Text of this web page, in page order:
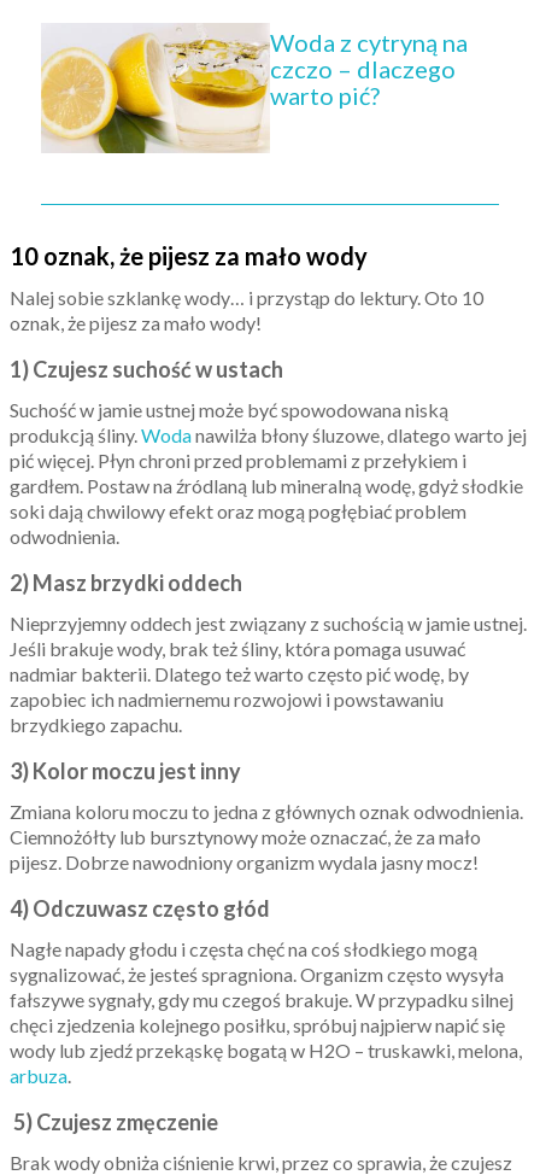
Woda z cytryną na
czczo – dlaczego
warto pić?
10 oznak, że pijesz za mało wody
Nalej sobie szklankę wody… i przystąp do lektury. Oto 10
oznak, że pijesz za mało wody!
1) Czujesz suchość w ustach
Suchość w jamie ustnej może być spowodowana niską
produkcją śliny. Wodanawilża błony śluzowe, dlatego warto jej
pić więcej. Płyn chroni przed problemami z przełykiem i
gardłem. Postaw na źródlaną lub mineralną wodę, gdyż słodkie
soki dają chwilowy efekt oraz mogą pogłębiać problem
odwodnienia.
2) Masz brzydki oddech
Nieprzyjemny oddech jest związany z suchością w jamie ustnej.
Jeśli brakuje wody, brak też śliny, która pomaga usuwać
nadmiar bakterii. Dlatego też warto często pić wodę, by
zapobiec ich nadmiernemu rozwojowi i powstawaniu
brzydkiego zapachu.
3) Kolor moczu jest inny
Zmiana koloru moczu to jedna z głównych oznak odwodnienia.
Ciemnożółty lub bursztynowy może oznaczać, że za mało
pijesz. Dobrze nawodniony organizm wydala jasny mocz!
4) Odczuwasz często głód
Nagłe napady głodu i częsta chęć na coś słodkiego mogą
sygnalizować, że jesteś spragniona. Organizm często wysyła
fałszywe sygnały, gdy mu czegoś brakuje. W przypadku silnej
chęci zjedzenia kolejnego posiłku, spróbuj najpierw napić się
wody lub zjedź przekąskę bogatą w H2O – truskawki, melona,
arbuza
5) Czujesz zmęczenie
Brak wody obniża ciśnienie krwi, przez co sprawia, że czujesz